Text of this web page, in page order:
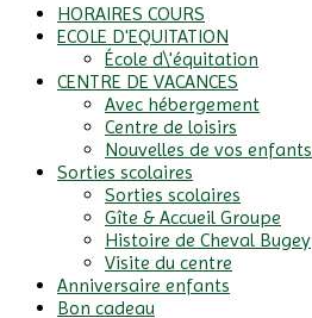
HORAIRES COURS
ECOLE D'EQUITATION
École d\'équitation
CENTRE DE VACANCES
Avec hébergement
Centre de loisirs
Nouvelles de vos enfants
Sorties scolaires
Sorties scolaires
Gîte & Accueil Groupe
Histoire de Cheval Bugey
Visite du centre
Anniversaire enfants
Bon cadeau